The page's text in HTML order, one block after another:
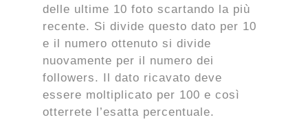
delle ultime 10 foto scartando la più
recente. Si divide questo dato per 10
e il numero ottenuto si divide
nuovamente per il numero dei
followers. Il dato ricavato deve
essere moltiplicato per 100 e così
otterrete l’esatta percentuale.